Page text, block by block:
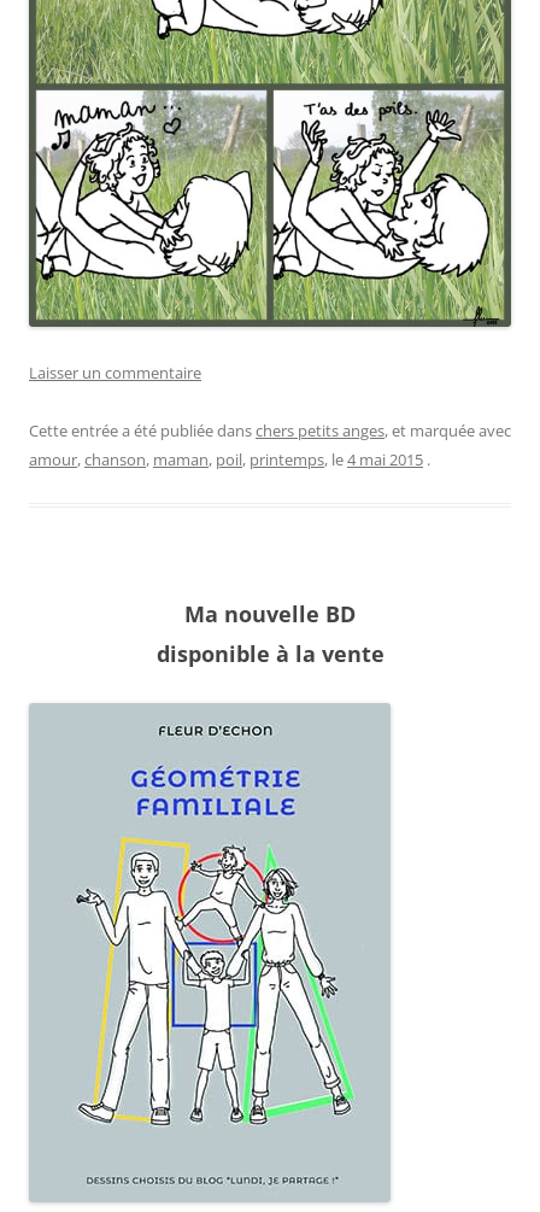
Laisser un commentaire
Cette entrée a été publiée danschers petits anges, et marquée avec
amour,chanson, maman, poil, printemps, le4 mai 2015 .
Ma nouvelle BD
disponible à la vente